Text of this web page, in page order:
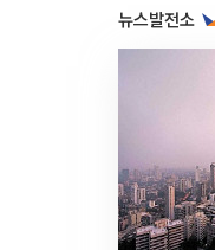
뉴스발전소